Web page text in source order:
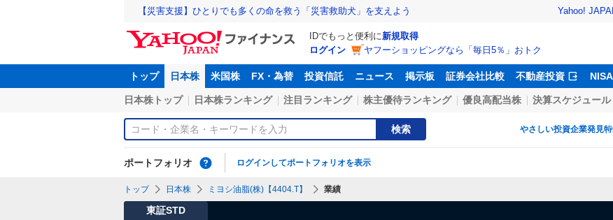
【災害支援】ひとりでも多くの命を救う「災害救助犬」を支えよう Yahoo!
IDでもっと便利に新規取得
ログイン
ヤフーショッピングなら「毎日5％」おトク
トップ 日本株 米国株 FX・為替 投資信託 ニュース 掲示板 証券会社比較 不動産投資 NISA
日本株トップ 日本株ランキング 注目ランキング 株主優待ランキング 優良高配当株 決算スケジュール
検索 やさしい投資企業発見
ポートフォリオ ログインしてポートフォリオを表示
トップ 日本株 ミヨシ油脂(株)【4404.T】 業績
東証STD